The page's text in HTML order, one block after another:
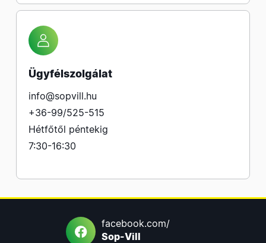
Ügyfélszolgálat
info@sopvill.hu
+36-99/525-515
Hétfőtől péntekig
7:30-16:30
facebook.com/
Sop-Vill